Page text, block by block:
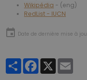
Wikipédia - (eng)
RedList - IUCN
Date de dernière mise à
PartagerFacebook
X